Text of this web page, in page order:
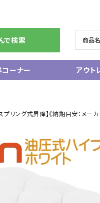
で検索
グ
中
電
コーナー アウト
リング式昇降】《納期目安：